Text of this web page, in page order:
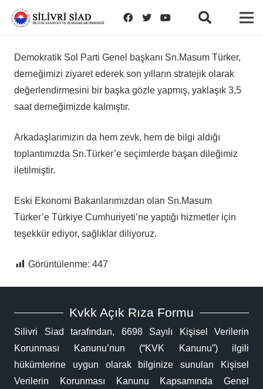
Demokratik Sol Parti Genel başkanı Sn.Masum Türker,
derneğimizi ziyaret ederek son yılların stratejik olarak
değerlendirmesini bir başka gözle yapmış, yaklaşık 3,5
saat derneğimizde kalmıştır.
Arkadaşlarımızın da hem zevk, hem de bilgi aldığı
toplantımızda Sn.Türker’e seçimlerde başarı dileğimiz
iletilmiştir.
Eski Ekonomi Bakanlarımızdan olan Sn.Masum
Türker’e Türkiye Cumhuriyeti’ne yaptığı hizmetler için
teşekkür ediyor, sağlıklar diliyoruz.
Görüntülenme: 447
Kvkk Açık Rıza Formu
Silivri Siad tarafından, 6698 Sayılı Kişisel Verilerin
Korunması Kanunu’nun (“KVK Kanunu”) ilgili
hükümlerine uygun olarak bilginize sunulan Kişisel
Verilerin Korunması Kanunu Kapsamında Genel